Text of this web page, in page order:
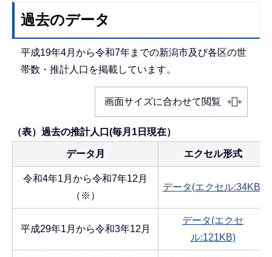
過去のデータ
平成19年4月から令和7年までの新潟市及び各区の世
帯数・推計人口を掲載しています。
画面サイズに合わせて閲覧
（表）過去の推計人口(毎月1日現在）
データ月 エクセル形式
令和4年1月から令和7年12月
（※）
データ(エクセル:34KB)
平成29年1月から令和3年12月
データ(エクセ
ル:121KB)